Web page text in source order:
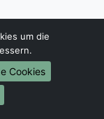
um die
Cookies